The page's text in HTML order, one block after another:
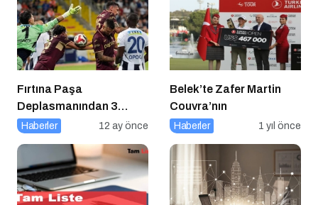
Fırtına Paşa
Deplasmanından 3
Puanla Ayrıldı
Haberler 12 ay önce
Belek’te Zafer Martin
Couvra’nın
Haberler 1 yıl önce